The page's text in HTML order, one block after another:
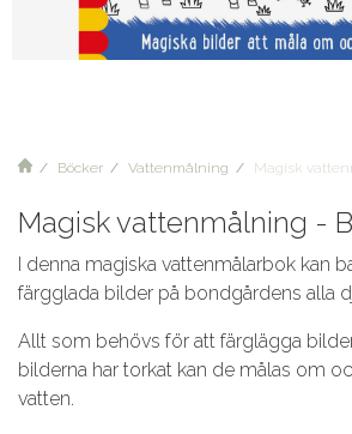
Böcker Vattenmålning Magisk
Magisk vattenmålning -
I denna magiska vattenmålarbok kan
färgglada bilder på bondgårdens alla
Allt som behövs för att färglägga
bilderna har torkat kan de målas om
vatten.